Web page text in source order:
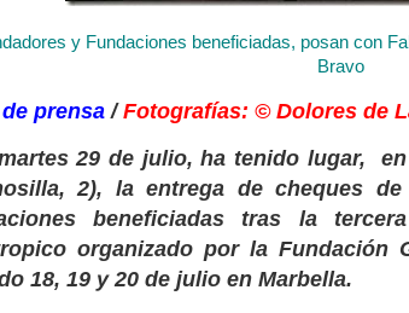
y Fundaciones beneficiadas, posan con
Bravo
prensa /Fotografías: © Dolores de
29 de julio, ha tenido lugar,
2), la entrega de cheques
beneficiadas tras la
organizado por la
18, 19 y 20 de julio en Marbella.